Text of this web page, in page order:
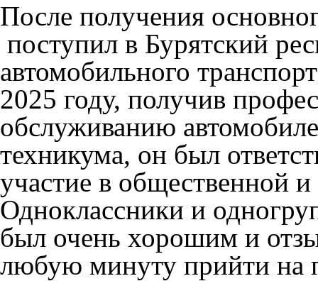
После получения
поступил в Бурятский
автомобильного
2025 году, получив
обслуживанию
техникума, он был
участие в общественной
Одноклассники и
был очень хорошим и
любую минуту прийти на